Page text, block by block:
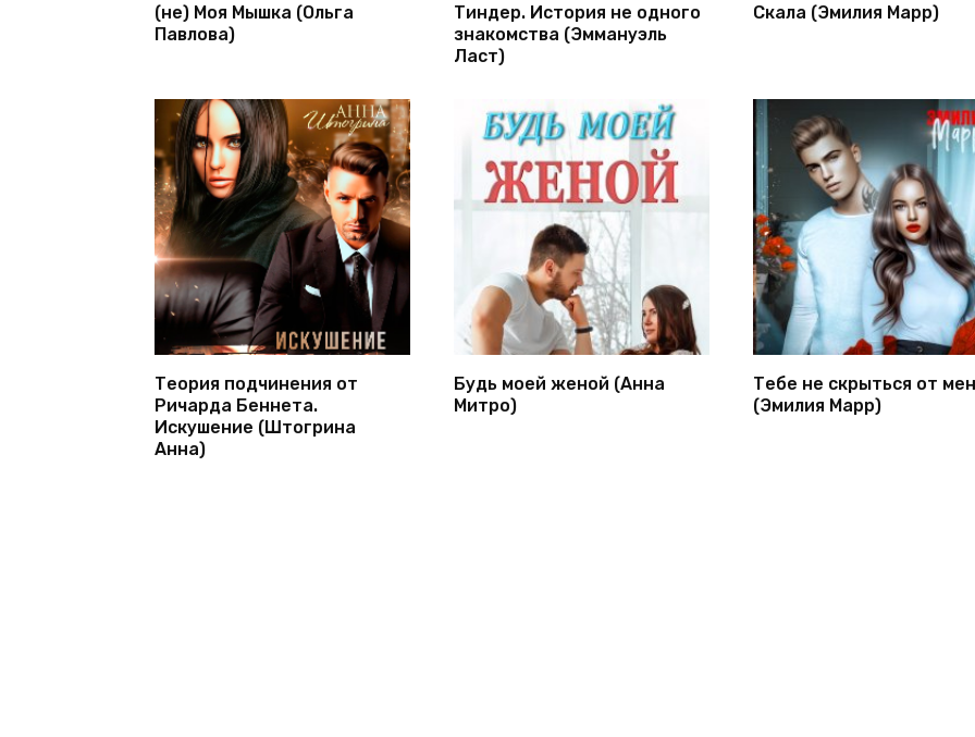
(не) Моя Мышка (Ольга
Павлова)
Тиндер. История не одного
знакомства (Эммануэль
Ласт)
Скала (Эмилия Марр)
Теория подчинения от
Ричарда Беннета.
Искушение (Штогрина
Анна)
Будь моей женой (Анна
Митро)
Тебе не скрыться от
(Эмилия Марр)